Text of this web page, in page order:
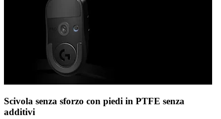
Scivola senza sforzo con piedi in PTFE senza
additivi